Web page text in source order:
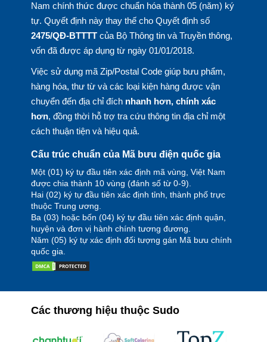
Nam chính thức được chuẩn hóa thành 05 (năm) ký
tự. Quyết định này thay thế cho Quyết định số
2475/QĐ-BTTTTcủa Bộ Thông tin và Truyền thông,
vốn đã được áp dụng từ ngày 01/01/2018.
Việc sử dụng mã Zip/Postal Code giúp bưu phẩm,
hàng hóa, thư từ và các loại kiện hàng được vận
chuyển đến địa chỉ đích nhanh hơn, chính xác
hơn, đồng thời hỗ trợ tra cứu thông tin địa chỉ một
cách thuận tiện và hiệu quả.
Cấu trúc chuẩn của Mã bưu điện quốc gia
Một (01) ký tự đầu tiên xác định mã vùng, Việt Nam
được chia thành 10 vùng (đánh số từ 0-9).
Hai (02) ký tự đầu tiên xác định tỉnh, thành phố trực
thuộc Trung ương.
Ba (03) hoặc bốn (04) ký tự đầu tiên xác định quận,
huyện và đơn vị hành chính tương đương.
Năm (05) ký tự xác định đối tượng gán Mã bưu chính
quốc gia.
Các thương hiệu thuộc Sudo